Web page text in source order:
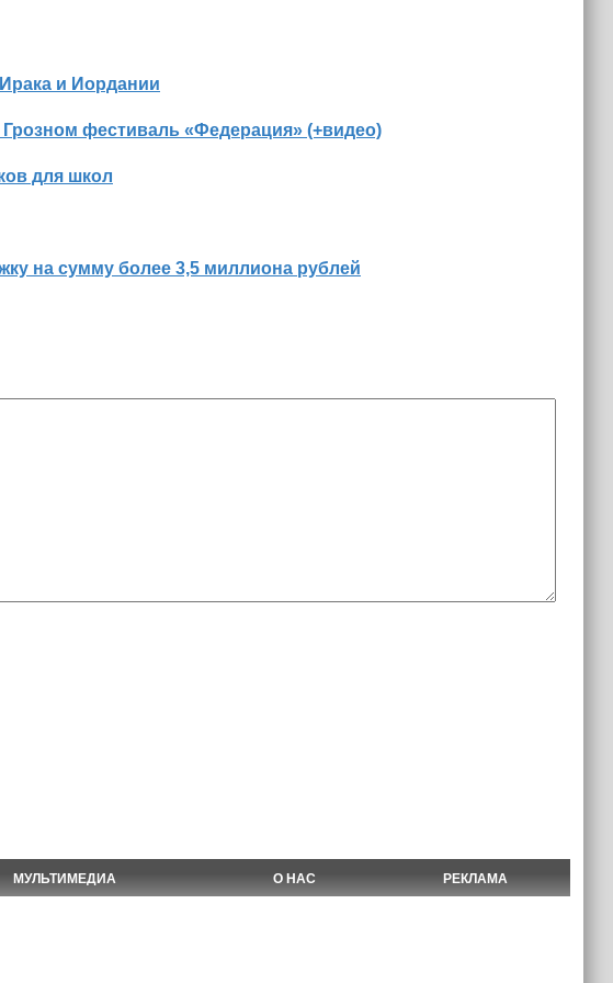
и Иордании
фестиваль «Федерация» (+видео)
для школ
на сумму более 3,5 миллиона рублей
МУЛЬТИМЕДИА О НАС РЕКЛАМА